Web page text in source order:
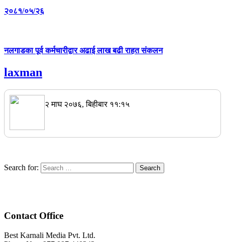
२०८१/०५/२६
नलगाडका पूर्व कर्मचारीद्वार अढाई लाख बढी राहत संकलन
laxman
२ माघ २०७६, बिहीबार ११:१५
Search for:
Contact Office
Best Karnali Media Pvt. Ltd.